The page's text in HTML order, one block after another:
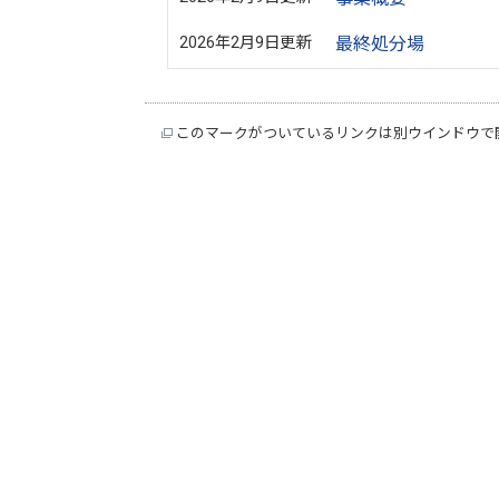
2026年2月9日更新 最終処分場
このマークがついているリンクは別ウインドウで